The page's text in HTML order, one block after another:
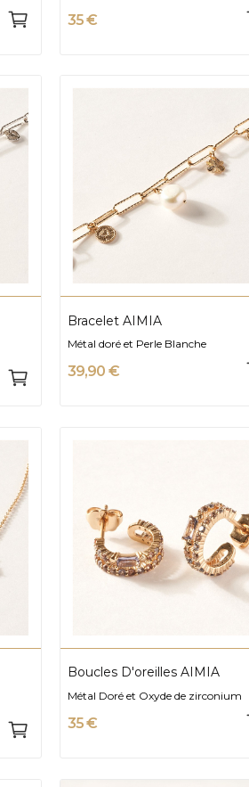
35 €
Bracelet AIMIA
Métal doré et Perle Blanche
39,90 €
Boucles D'oreilles AIMIA
Métal Doré et Oxyde de zirconium
35 €